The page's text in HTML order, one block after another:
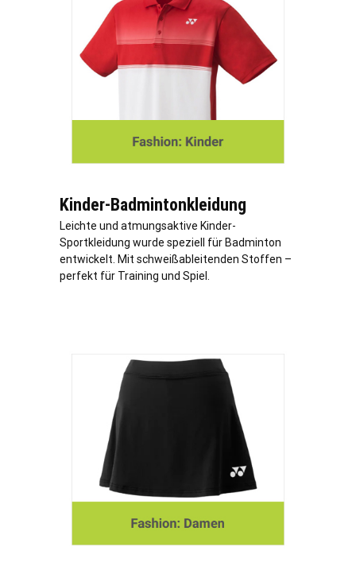
Kinder-Badmintonkleidung
Leichte und atmungsaktive Kinder-
Sportkleidung wurde speziell für Badminton
entwickelt. Mit schweißableitenden Stoffen –
perfekt für Training und Spiel.